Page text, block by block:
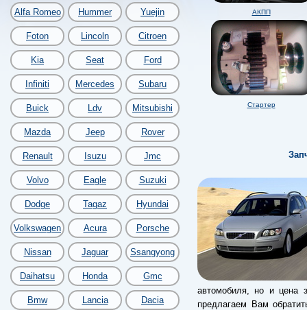
Alfa Romeo Hummer Yuejin
Foton Lincoln Citroen
Kia Seat Ford
Infiniti Mercedes Subaru
Buick Ldv Mitsubishi
Mazda Jeep Rover
Renault Isuzu Jmc
Volvo Eagle Suzuki
Dodge Tagaz Hyundai
Volkswagen Acura Porsche
Nissan Jaguar Ssangyong
Daihatsu Honda Gmc
Bmw Lancia Dacia
АКПП
Стартер
автомобиля, но и цена
предлагаем Вам